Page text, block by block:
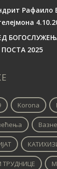
Рафаило
2025
Korona
ТРУДНИЦЕ